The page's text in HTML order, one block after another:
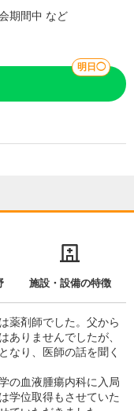
期間中 など
明日◯
施設・設備の特徴
薬剤師でした。父から
ありませんでしたが、
なり、医師の話を聞く
の血液腫瘍内科に入局
学位取得もさせていた